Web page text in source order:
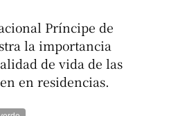
Príncipe de
la importancia
de vida de las
en residencias.